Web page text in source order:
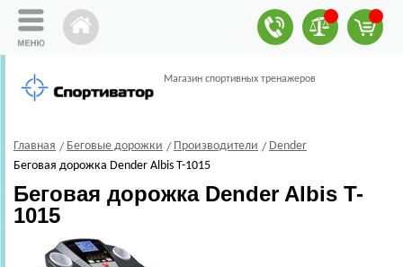
Магазин спортивных тренажеров
Главная Беговые дорожки Производители
Dender
Беговая дорожка Dender Albis T-1015
Беговая дорожка Dender Albis T-
1015